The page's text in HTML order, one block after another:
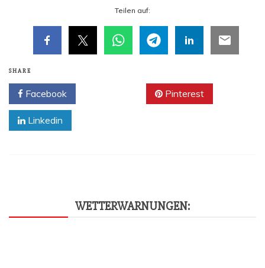
Tei­len auf:
SHARE
Facebook Pinterest
Linkedin
WET­TER­WAR­NUN­GEN: